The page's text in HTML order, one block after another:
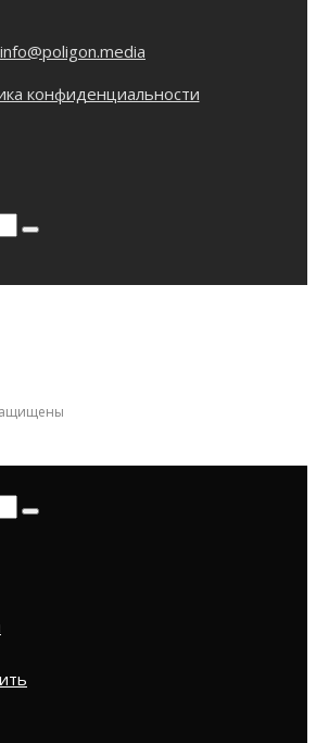
info@poligon.media
конфиденциальности